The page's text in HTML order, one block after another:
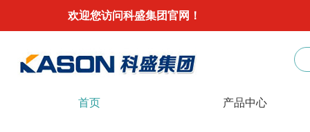
欢迎您访问科盛集团官网！
首页 产品中心